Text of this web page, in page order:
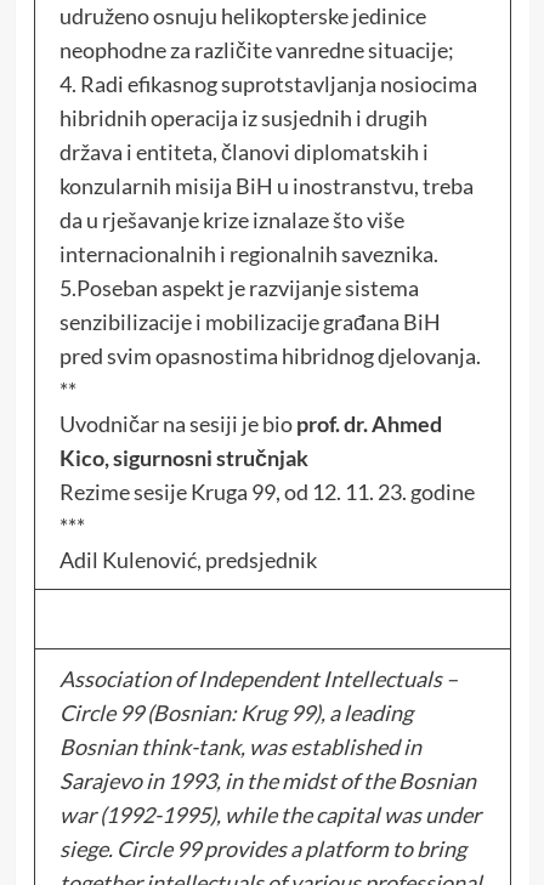
udruženo osnuju helikopterske jedinice
neophodne za različite vanredne situacije;
4. Radi efikasnog suprotstavljanja nosiocima
hibridnih operacija iz susjednih i drugih
država i entiteta, članovi diplomatskih i
konzularnih misija BiH u inostranstvu, treba
da u rješavanje krize iznalaze što više
internacionalnih i regionalnih saveznika.
5.Poseban aspekt je razvijanje sistema
senzibilizacije i mobilizacije građana BiH
pred svim opasnostima hibridnog djelovanja.
**
Uvodničar na sesiji je bioprof. dr. Ahmed
Kico, sigurnosni stručnjak
Rezime sesije Kruga 99, od 12. 11. 23. godine
***
Adil Kulenović, predsjednik
Association of Independent Intellectuals –
Circle 99 (Bosnian: Krug 99), a leading
Bosnian think-tank, was established in
Sarajevo in 1993, in the midst of the Bosnian
war (1992-1995), while the capital was under
siege. Circle 99 provides a platform to bring